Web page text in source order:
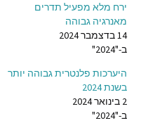
ירח מלא מפעיל תדרים
מאנרגיה גבוהה
14 בדצמבר 2024
ב-"2024"
היערכות פלנטרית גבוהה יותר
בשנת 2024
2 בינואר 2024
ב-"2024"